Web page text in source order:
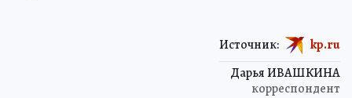
Дарья ИВАШКИНА
корреспондент
Источник: kp.ru